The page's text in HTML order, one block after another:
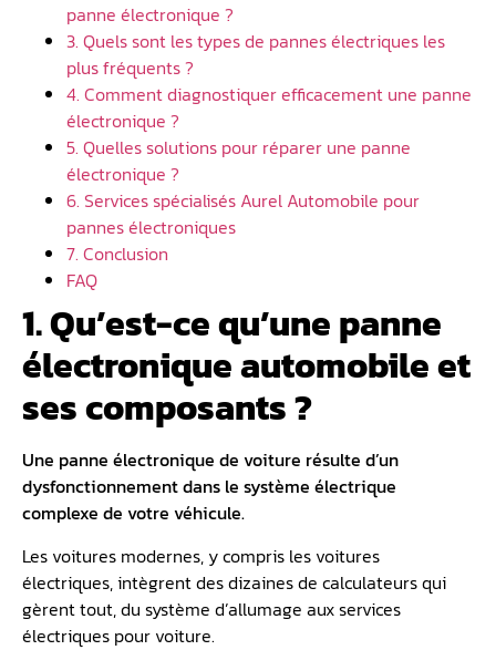
panne électronique ?
3. Quels sont les types de pannes électriques les
plus fréquents ?
4. Comment diagnostiquer efficacement une panne
électronique ?
5. Quelles solutions pour réparer une panne
électronique ?
6. Services spécialisés Aurel Automobile pour
pannes électroniques
7. Conclusion
FAQ
1. Qu’est-ce qu’une panne
électronique automobile et
ses composants ?
Une panne électronique de voiture résulte d’un
dysfonctionnement dans le système électrique
complexe de votre véhicule.
Les voitures modernes, y compris les voitures
électriques, intègrent des dizaines de calculateurs qui
gèrent tout, du système d’allumage aux services
électriques pour voiture.